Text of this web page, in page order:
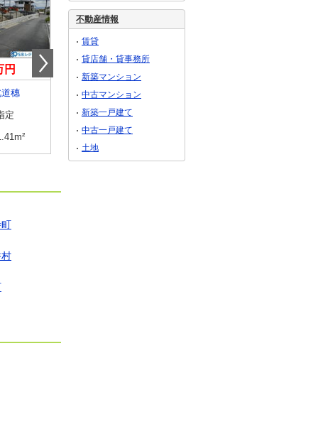
円
穗
定
奈良県葛城市北花内
用途地域 無指定
土地面積 625m²
不動産情報
賃貸
貸店舗・貸事務所
新築マンション
中古マンション
新築一戸建て
中古一戸建て
土地